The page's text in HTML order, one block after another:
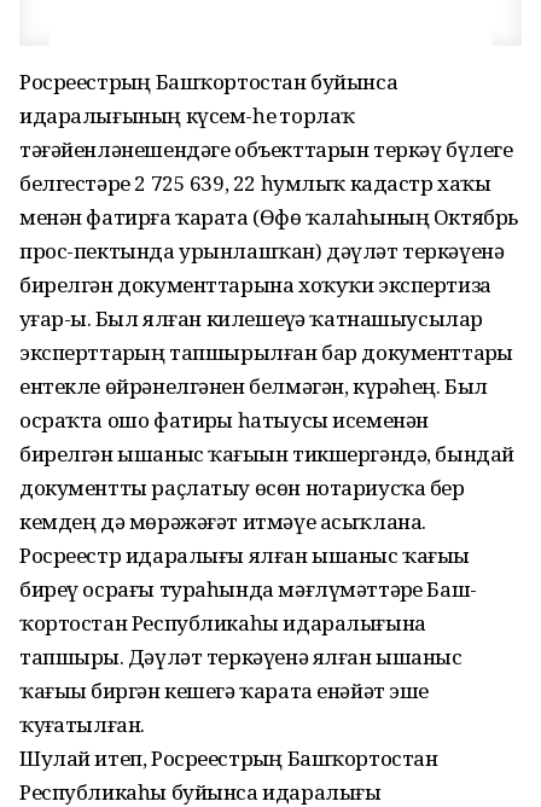
Росреестрҙың Башҡортостан буйынса
идаралығының күсем-һеҙ торлаҡ
тәғәйенләнешендәге объекттарын теркәү бүлеге
белгестәре 2 725 639, 22 һумлыҡ кадастр хаҡы
менән фатирға ҡарата (Өфө ҡалаһының Октябрь
прос-пектында урынлашҡан) дәүләт теркәүенә
бирелгән документтарына хоҡуҡи экспертиза
уҙғар-ҙы. Был ялған килешеүҙә ҡатнашыусылар
эксперттарҙың тапшырылған бар документтарҙы
ентекле өйрәнелгәнен белмәгән, күрәһең. Был
осраҡта ошо фатирҙы һатыусы исеменән
бирелгән ышаныс ҡағыҙын тикшергәндә, бындай
документты раҫлатыу өсөн нотариусҡа бер
кемдең дә мөрәжәғәт итмәүе асыҡлана.
Росреестр идаралығы ялған ышаныс ҡағыҙы
биреү осрағы тураһында мәғлүмәттәрҙе Баш-
ҡортостан Республикаһы идаралығына
тапшырҙы. Дәүләт теркәүенә ялған ышаныс
ҡағыҙы биргән кешегә ҡарата енәйәт эше
ҡуҙғатылған.
Шулай итеп, Росреестрҙың Башҡортостан
Республикаһы буйынса идаралығы